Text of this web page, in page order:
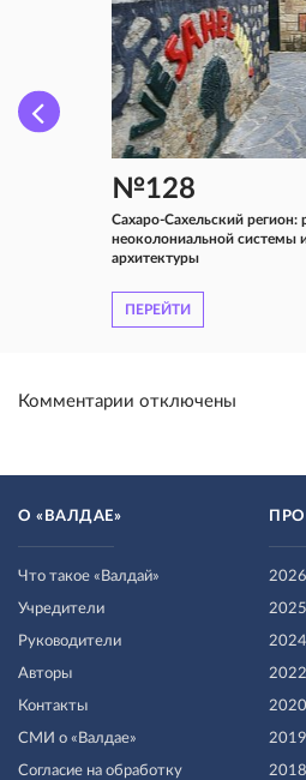
№128
Сахаро-Сахельский регион:
неоколониальной системы
архитектуры
ПЕРЕЙТИ
Комментарии отключены
О «ВАЛДАЕ»
Что такое «Валдай»
Учредители
Руководители
Авторы
Контакты
СМИ о «Валдае»
Согласие на обработку
2026
2025
2024
2019
2018